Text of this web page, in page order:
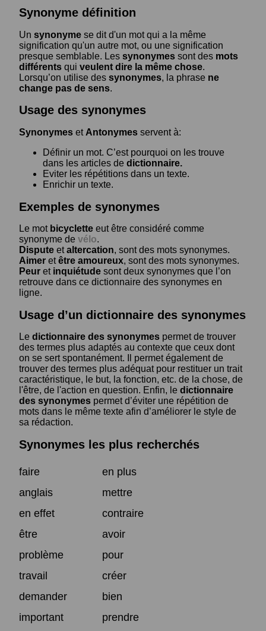
Synonyme définition
Un synonyme se dit d'un mot qui a la même
signification qu'un autre mot, ou une signification
presque semblable. Les synonymes sont des mots
différents qui veulent dire la même chose.
Lorsqu’on utilise des synonymes, la phrase ne
change pas de sens.
Usage des synonymes
Synonymes et Antonymes servent à:
Définir un mot. C’est pourquoi on les trouve
dans les articles de dictionnaire.
Eviter les répétitions dans un texte.
Enrichir un texte.
Exemples de synonymes
Le mot bicyclette eut être considéré comme
synonyme de vélo.
Dispute etaltercation, sont des mots synonymes.
Aimer etêtre amoureux, sont des mots synonymes.
Peur et inquiétude sont deux synonymes que l’on
retrouve dans ce dictionnaire des synonymes en
ligne.
Usage d’un dictionnaire des synonymes
Le dictionnaire des synonymes permet de trouver
des termes plus adaptés au contexte que ceux dont
on se sert spontanément. Il permet également de
trouver des termes plus adéquat pour restituer un trait
caractéristique, le but, la fonction, etc. de la chose, de
l'être, de l'action en question. Enfin, le dictionnaire
des synonymes permet d’éviter une répétition de
mots dans le même texte afin d’améliorer le style de
sa rédaction.
Synonymes les plus recherchés
faire
en plus
anglais
mettre
en effet
contraire
être
avoir
problème
pour
travail
créer
demander
bien
important
prendre